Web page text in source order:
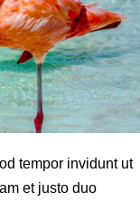
tempor invidunt ut
et justo duo